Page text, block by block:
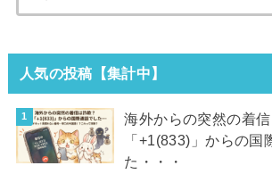
索:
人気の投稿【集計中】
海外からの突然の着
「+1(833)」からの国
た・・・